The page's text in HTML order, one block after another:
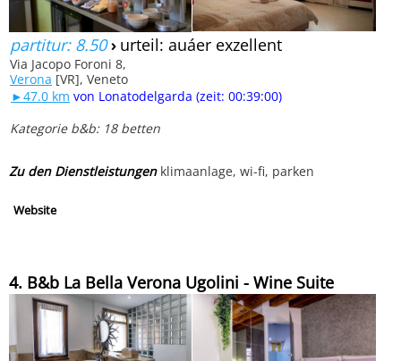
partitur: 8.50› urteil: auáer exzellent
Via Jacopo Foroni 8,
Verona [VR], Veneto
►47.0 km von Lonatodelgarda (zeit: 00:39:00)
Kategorie b&b: 18 betten
Zu den Dienstleistungenklimaanlage, wi-fi, parken
Website
4. B&b La Bella Verona Ugolini - Wine Suite